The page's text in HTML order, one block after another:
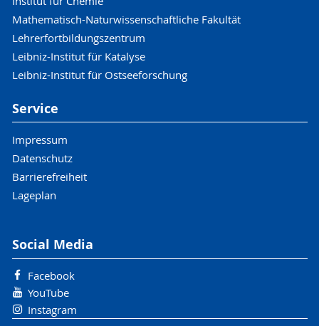
Mathematisch-Naturwissenschaftliche Fakultät
Lehrerfortbildungszentrum
Leibniz-Institut für Katalyse
Leibniz-Institut für Ostseeforschung
Service
Impressum
Datenschutz
Barrierefreiheit
Lageplan
Social Media
Facebook
YouTube
Instagram